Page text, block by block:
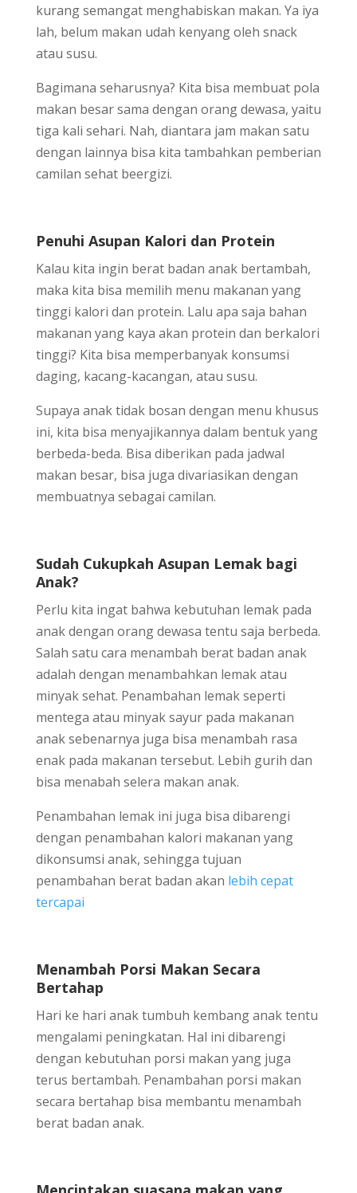
kurang semangat menghabiskan makan. Ya iya
lah, belum makan udah kenyang oleh snack
atau susu.
Bagimana seharusnya? Kita bisa membuat pola
makan besar sama dengan orang dewasa, yaitu
tiga kali sehari. Nah, diantara jam makan satu
dengan lainnya bisa kita tambahkan pemberian
camilan sehat beergizi.
Penuhi Asupan Kalori dan Protein
Kalau kita ingin berat badan anak bertambah,
maka kita bisa memilih menu makanan yang
tinggi kalori dan protein. Lalu apa saja bahan
makanan yang kaya akan protein dan berkalori
tinggi? Kita bisa memperbanyak konsumsi
daging, kacang-kacangan, atau susu.
Supaya anak tidak bosan dengan menu khusus
ini, kita bisa menyajikannya dalam bentuk yang
berbeda-beda. Bisa diberikan pada jadwal
makan besar, bisa juga divariasikan dengan
membuatnya sebagai camilan.
Sudah Cukupkah Asupan Lemak bagi
Anak?
Perlu kita ingat bahwa kebutuhan lemak pada
anak dengan orang dewasa tentu saja berbeda.
Salah satu cara menambah berat badan anak
adalah dengan menambahkan lemak atau
minyak sehat. Penambahan lemak seperti
mentega atau minyak sayur pada makanan
anak sebenarnya juga bisa menambah rasa
enak pada makanan tersebut. Lebih gurih dan
bisa menabah selera makan anak.
Penambahan lemak ini juga bisa dibarengi
dengan penambahan kalori makanan yang
dikonsumsi anak, sehingga tujuan
penambahan berat badan akan lebih cepat
tercapai
Menambah Porsi Makan Secara
Bertahap
Hari ke hari anak tumbuh kembang anak tentu
mengalami peningkatan. Hal ini dibarengi
dengan kebutuhan porsi makan yang juga
terus bertambah. Penambahan porsi makan
secara bertahap bisa membantu menambah
berat badan anak.